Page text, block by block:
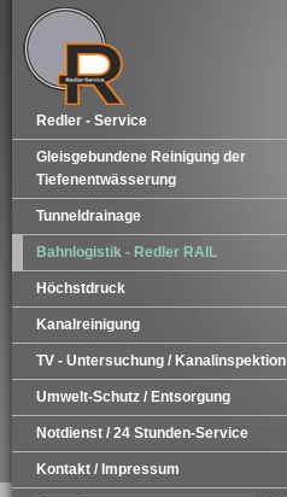
Redler - Service
Gleisgebundene Reinigung der
Tiefenentwässerung
Tunneldrainage
Bahnlogistik - Redler RAIL
Höchstdruck
Kanalreinigung
TV - Untersuchung / Kanalinspektion
Umwelt-Schutz / Entsorgung
Notdienst / 24 Stunden-Service
Kontakt / Impressum